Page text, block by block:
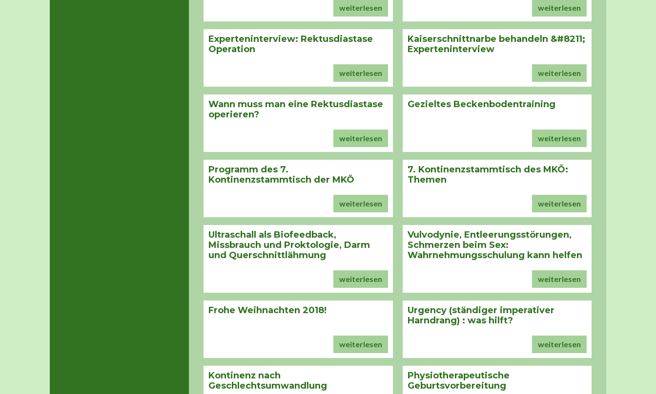
weiterlesen weiterlesen
Experteninterview: Rektusdiastase
Operation
weiterlesen
Kaiserschnittnarbe behandeln &#8211;
Experteninterview
weiterlesen
Wann muss man eine Rektusdiastase
operieren?
weiterlesen
Gezieltes Beckenbodentraining
weiterlesen
Programm des 7.
Kontinenzstammtisch der MKÖ
weiterlesen
7. Kontinenzstammtisch des MKÖ:
Themen
weiterlesen
Ultraschall als Biofeedback,
Missbrauch und Proktologie, Darm
und Querschnittlähmung
weiterlesen
Vulvodynie, Entleerungsstörungen,
Schmerzen beim Sex:
Wahrnehmungsschulung kann helfen
weiterlesen
Frohe Weihnachten 2018!
weiterlesen
Urgency (ständiger imperativer
Harndrang) : was hilft?
weiterlesen
Kontinenz nach
Geschlechtsumwandlung
Physiotherapeutische
Geburtsvorbereitung